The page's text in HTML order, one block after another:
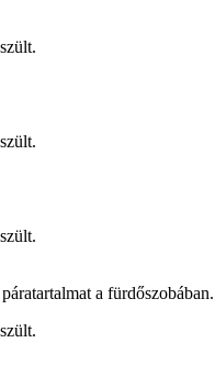
a fürdőszobában.